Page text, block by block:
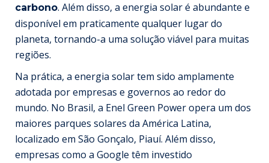
carbono. Além disso, a energia solar é abundante e
disponível em praticamente qualquer lugar do
planeta, tornando-a uma solução viável para muitas
regiões.
Na prática, a energia solar tem sido amplamente
adotada por empresas e governos ao redor do
mundo. No Brasil, a Enel Green Power opera um dos
maiores parques solares da América Latina,
localizado em São Gonçalo, Piauí. Além disso,
empresas como a Google têm investido